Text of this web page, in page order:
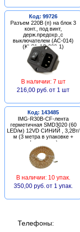
Код: 99726
Разъем 220В (п) на блок 3
конт., под винт,
держ.предохр.,с
выключателем (AC-014)
(KLS1-AS-303-1)
В наличии: 7 шт
216,00 руб. от 1 шт
Код: 143485
IMG-R30B-CF-лента
герметичная SMD3020 (60
LED/м) 12VD СИНИЙ , 3,2Вт/
м (3 метра в упаковке +
фурнитура)
В наличии: 10 упак.
350,00 руб. от 1 упак.
Телефоны: